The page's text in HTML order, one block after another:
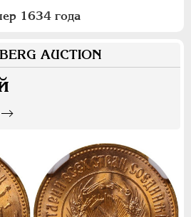
1634 года
AUCTION